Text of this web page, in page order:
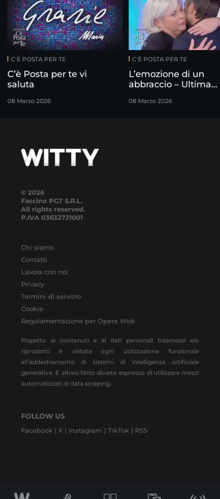
C'È POSTA PER TE
C’è Posta per te vi
saluta
08 Marzo 2026
C'È POSTA PER TE
L’emozione di un
abbraccio – Ultima
08 Marzo 2026
© 2026
Fascino PGT S.R.L.
All rights reserved.
P.IVA 03632721001
Chi siamo
Contatti
Lavora con noi
Privacy
Termini di servizio
Cookie
Regolamentazione per Opere Web
Rispetto ai contenuti e ai dati personali trasmessi e/o
riprodotti è vietata ogni utilizzazione funzionale
all’addestramento di sistemi di intelligenza artificiale
generativa. È altresì fatto divieto espresso di utilizzare mezzi
automatizzati di data scraping.
FOLLOW US
Facebook | X | Instagram | TikTok | RSS